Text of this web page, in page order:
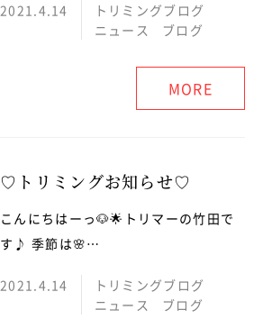
2021.4.14
トリミングブログ
ニュース
ブログ
MORE
♡トリミングお知らせ♡
こんにちはーっ🐶🌟トリマーの竹田で
す♪ 季節は🌸…
2021.4.14
トリミングブログ
ニュース
ブログ